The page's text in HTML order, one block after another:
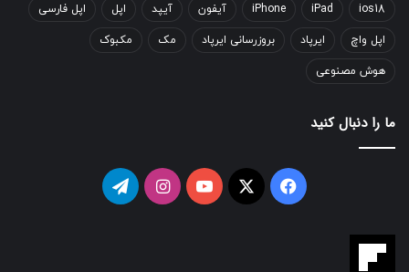
ios18
iPad
iPhone آیفون آیپد اپل اپل فارسی
اپل واچ ایرپاد بروزرسانی ایرپاد مک مکبوک
هوش مصنوعی
ما را دنبال کنید
فیسبوکایکس یوتیوباینستاگرامتلگرام